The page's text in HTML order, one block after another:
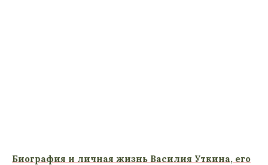
Биография и личная жизнь Василия Уткина, его